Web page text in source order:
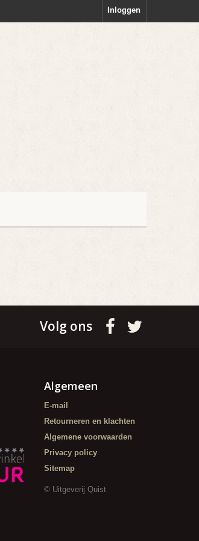
Inloggen
Volg ons
Algemeen
E-mail
Retourneren en klachten
Algemene voorwaarden
Privacy policy
Sitemap
© Uitgeverij Quist